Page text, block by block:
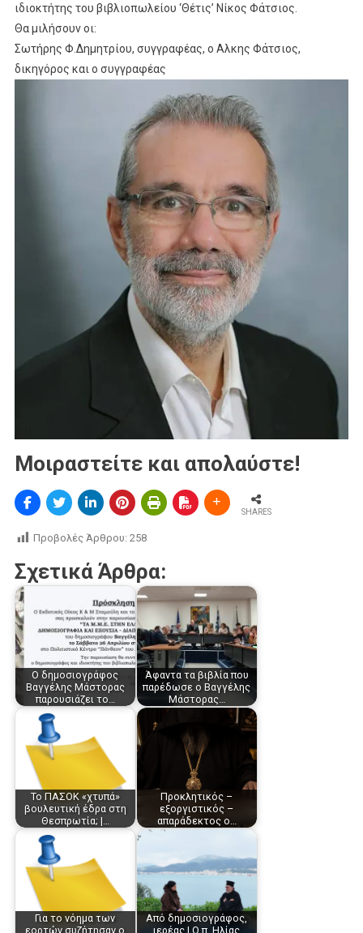
ιδιοκτήτης του βιβλιοπωλείου ‘Θέτις’ Νίκος Φάτσιος.
Θα μιλήσουν οι:
Σωτήρης Φ.Δημητρίου, συγγραφέας, ο Αλκης Φάτσιος,
δικηγόρος και ο συγγραφέας
Μοιραστείτε και απολαύστε!
SHARES
Προβολές Άρθρου: 258
Σχετικά Άρθρα:
Ο δημοσιογράφος
Βαγγέλης Μάστορας
παρουσιάζει το…
Άφαντα τα βιβλία που
παρέδωσε ο Βαγγέλης
Μάστορας…
Το ΠΑΣΟΚ «χτυπά»
βουλευτική έδρα στη
Θεσπρωτία; |…
Προκλητικός –
εξοργιστικός –
απαράδεκτος ο…
Για το νόημα των
εορτών συζήτησαν ο
Από δημοσιογράφος,
ιερέας | Ο π. Ηλίας